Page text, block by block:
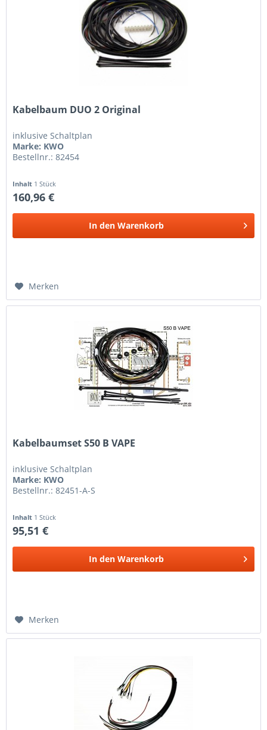
Kabelbaum DUO 2 Original
inklusive Schaltplan
Marke: KWO
Bestellnr.: 82454
Inhalt 1 Stück
160,96 €
In den Warenkorb
Merken
Kabelbaumset S50 B VAPE
inklusive Schaltplan
Marke: KWO
Bestellnr.: 82451-A-S
Inhalt 1 Stück
95,51 €
In den Warenkorb
Merken